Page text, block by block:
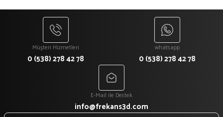
Müşteri Hizmetleri
0 (538) 278 42 78
whatsapp
0 (538) 278 42 78
E-Mail ile Destek
info@frekans3d.com